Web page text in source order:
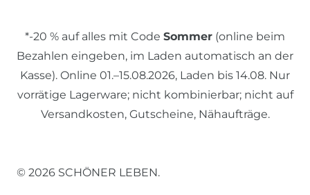
*-20 % auf alles mit Code Sommer (online beim
Bezahlen eingeben, im Laden automatisch an der
Kasse). Online 01.–15.08.2026, Laden bis 14.08. Nur
vorrätige Lagerware; nicht kombinierbar; nicht auf
Versandkosten, Gutscheine, Nähaufträge.
© 2026 SCHÖNER LEBEN.